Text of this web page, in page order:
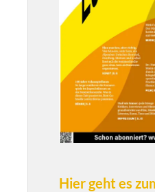
Hier geht es